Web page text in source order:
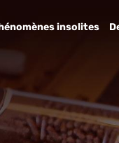
insolites